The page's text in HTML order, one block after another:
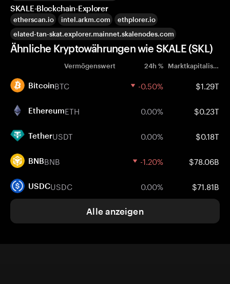
SKALE-Blockchain-Explorer
etherscan.io intel.arkm.com
ethplorer.io
elated-tan-skat.explorer.mainnet.skalenodes.com
Ähnliche Kryptowährungen wie SKALE (SKL)
Vermögenswert 24h % Marktkapitalisierung
BitcoinBTC -0.50% $1.29T
EthereumETH 0.00% $0.23T
TetherUSDT 0.00% $0.18T
BNBBNB -1.20% $78.06B
USDCUSDC 0.00% $71.81B
Alle anzeigen